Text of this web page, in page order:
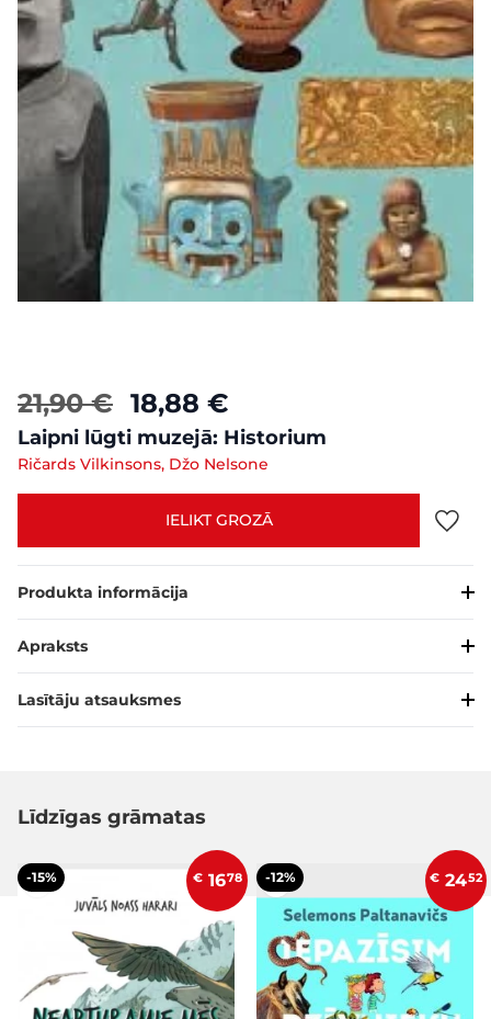
21,90 € 18,88 €
Laipni lūgti muzejā: Historium
Ričards Vilkinsons, Džo Nelsone
IELIKT GROZĀ
Produkta informācija
Apraksts
Lasītāju atsauksmes
Līdzīgas grāmatas
-15% € 1678 -12% € 2452